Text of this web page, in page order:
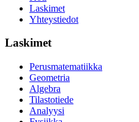
Laskimet
Yhteystiedot
Laskimet
Perusmatematiikka
Geometria
Algebra
Tilastotiede
Analyysi